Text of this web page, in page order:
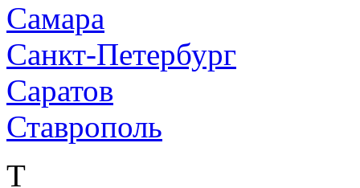
Самара
Санкт-Петербург
Саратов
Ставрополь
Т